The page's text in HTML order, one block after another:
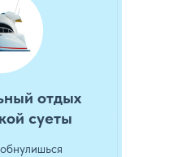
отдых
суеты